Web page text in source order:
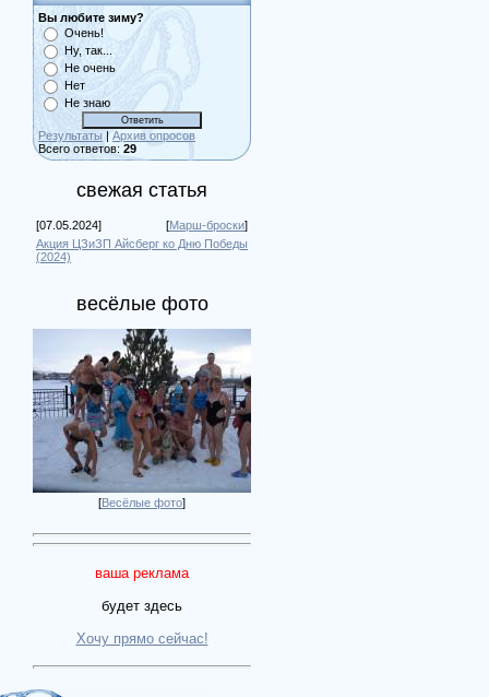
Вы любите зиму?
Очень!
Ну, так...
Не очень
Нет
Не знаю
Результаты | Архив опросов
Всего ответов: 29
свежая статья
[07.05.2024] [Марш-броски]
Акция ЦЗиЗП Айсберг ко Дню Победы
(2024)
весёлые фото
[Весёлые фото]
ваша реклама
будет здесь
Хочу прямо сейчас!